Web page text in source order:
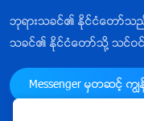
ဘုရားသခင္၏ ႏိုင္ငံေတာ္သ
သခင္၏ ႏိုင္ငံေတာ္သို႔ သင္ဝ
Messenger မွတဆင့္